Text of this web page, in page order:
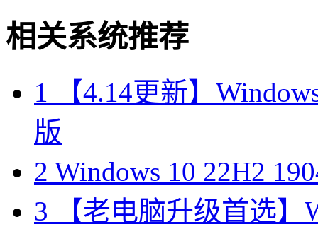
相关系统推荐
1
【4.14更新】
版
2 Windows 10 22H2
3 【老电脑升级首选】